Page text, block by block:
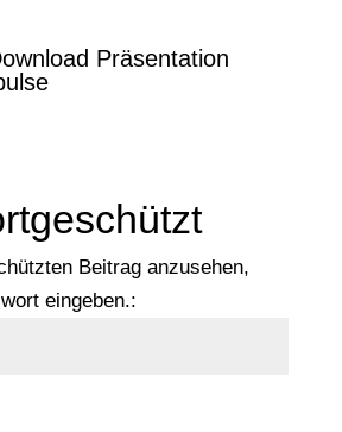
Präsentation
Beitrag anzusehen,
eingeben.: